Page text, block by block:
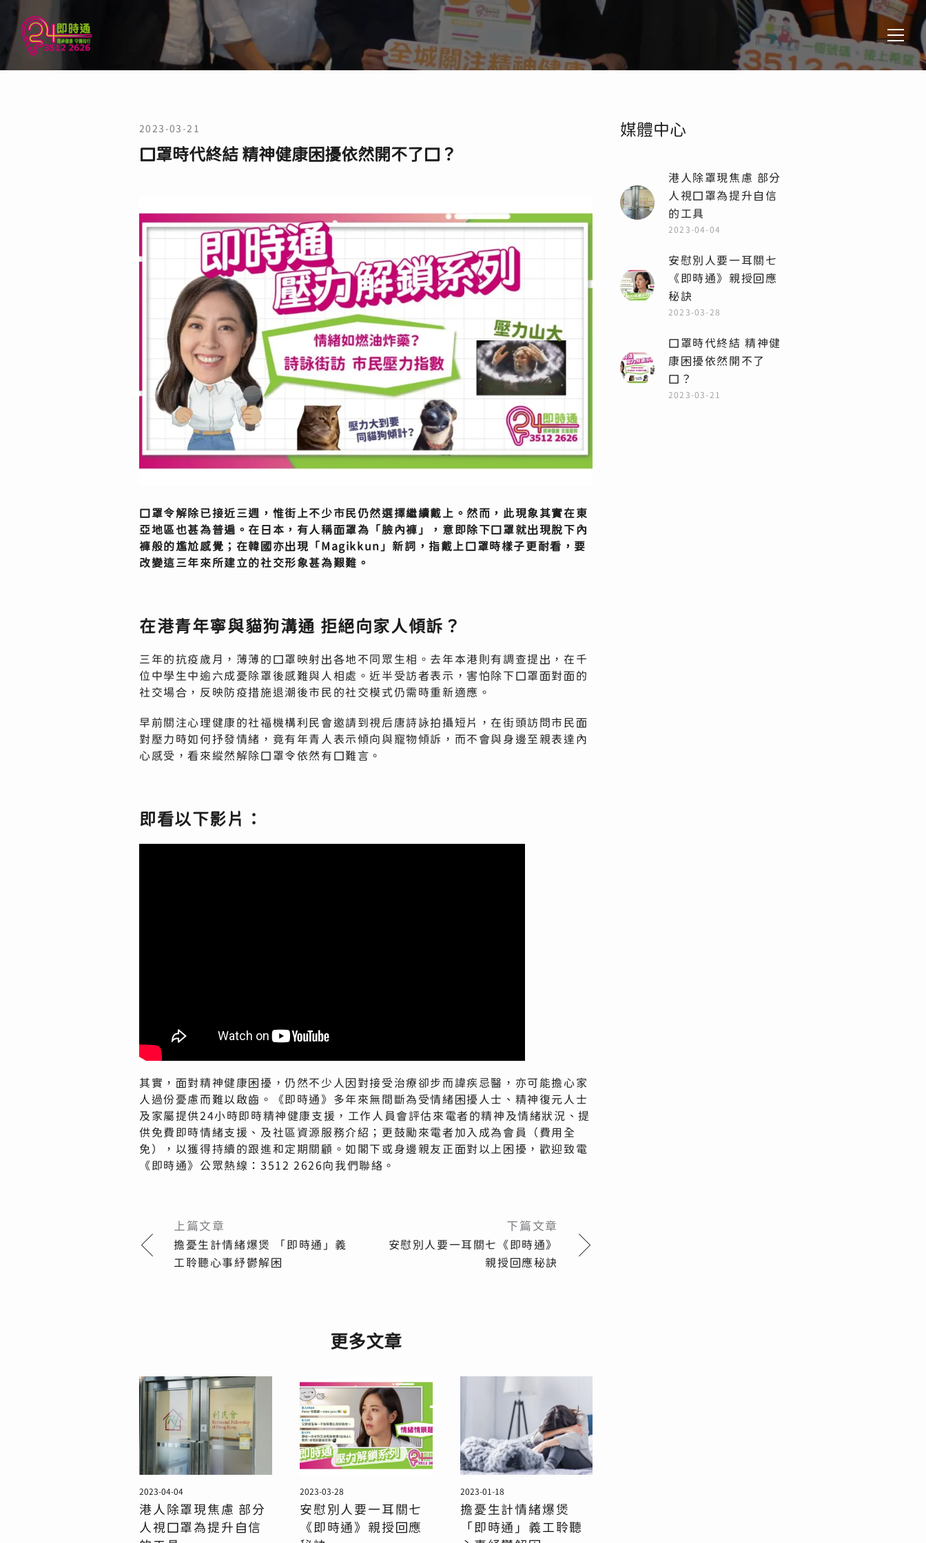
2023-03-21
口罩時代終結 精神健康困擾依然開不了口？
口罩令解除已接近三週，惟街上不少市民仍然選擇繼續戴上。然而，此現象其實在東
亞地區也甚為普遍。在日本，有人稱面罩為「臉內褲」，意即除下口罩就出現脫下內
褲般的尷尬感覺；在韓國亦出現「 Magikkun 」新詞，指戴上口罩時樣子更耐看，要
改變這三年來所建立的社交形象甚為艱難。
在港青年寧與貓狗溝通 拒絕向家人傾訴？
三年的抗疫歲月，薄薄的口罩映射出各地不同眾生相。去年本港則有調查提出，在千
位中學生中逾六成憂除罩後感難與人相處。近半受訪者表示，害怕除下口罩面對面的
社交場合，反映防疫措施退潮後市民的社交模式仍需時重新適應。
早前關注心理健康的社福機構利民會邀請到視后唐詩詠拍攝短片，在街頭訪問市民面
對壓力時如何抒發情緒，竟有年青人表示傾向與寵物傾訴，而不會與身邊至親表達內
心感受，看來縱然解除口罩令依然有口難言。
即看以下影片：
其實，面對精神健康困擾，仍然不少人因對接受治療卻步而諱疾忌醫，亦可能擔心家
人過份憂慮而難以啟齒。《即時通》多年來無間斷為受情緒困擾人士、精神復元人士
及家屬提供24小時即時精神健康支援，工作人員會評估來電者的精神及情緒狀況、提
供免費即時情緒支援、及社區資源服務介紹；更鼓勵來電者加入成為會員（費用全
免），以獲得持續的跟進和定期關顧。如閣下或身邊親友正面對以上困擾，歡迎致電
《即時通》公眾熱線：3512 2626向我們聯絡。
擔憂生計情緒爆煲 「即時通」義
工聆聽心事紓鬱解困
上篇文章
安慰別人要一耳關七《即時通》
親授回應秘訣
下篇文章
更多文章
2023-04-04
港人除罩現焦慮 部分
人視口罩為提升自信
2023-03-28
安慰別人要一耳關七
《即時通》親授回應
2023-01-18
擔憂生計情緒爆煲
「即時通」義工聆聽
媒體中心
港人除罩現焦慮 部分
人視口罩為提升自信
的工具
2023-04-04
安慰別人要一耳關七
《即時通》親授回應
秘訣
2023-03-28
口罩時代終結 精神健
康困擾依然開不了
口？
2023-03-21